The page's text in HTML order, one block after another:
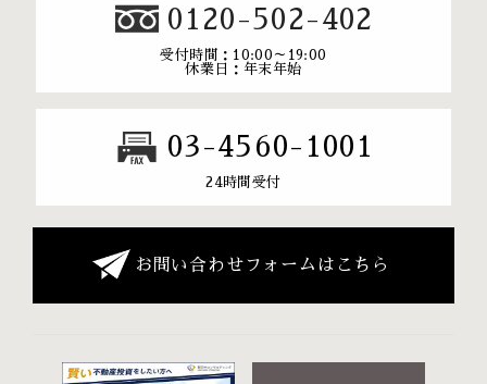
0120-502-402
受付時間：10:00～19:00
休業日：年末年始
03-4560-1001
24時間受付
お問い合わせフォームはこちら